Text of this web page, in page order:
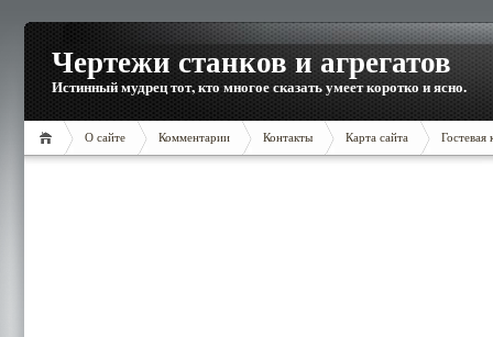
Чертежи станков и агрегатов
Истинный мудрец тот, кто многое сказать умеет коротко и ясно.
О сайте Комментарии Контакты Карта сайта Гостевая